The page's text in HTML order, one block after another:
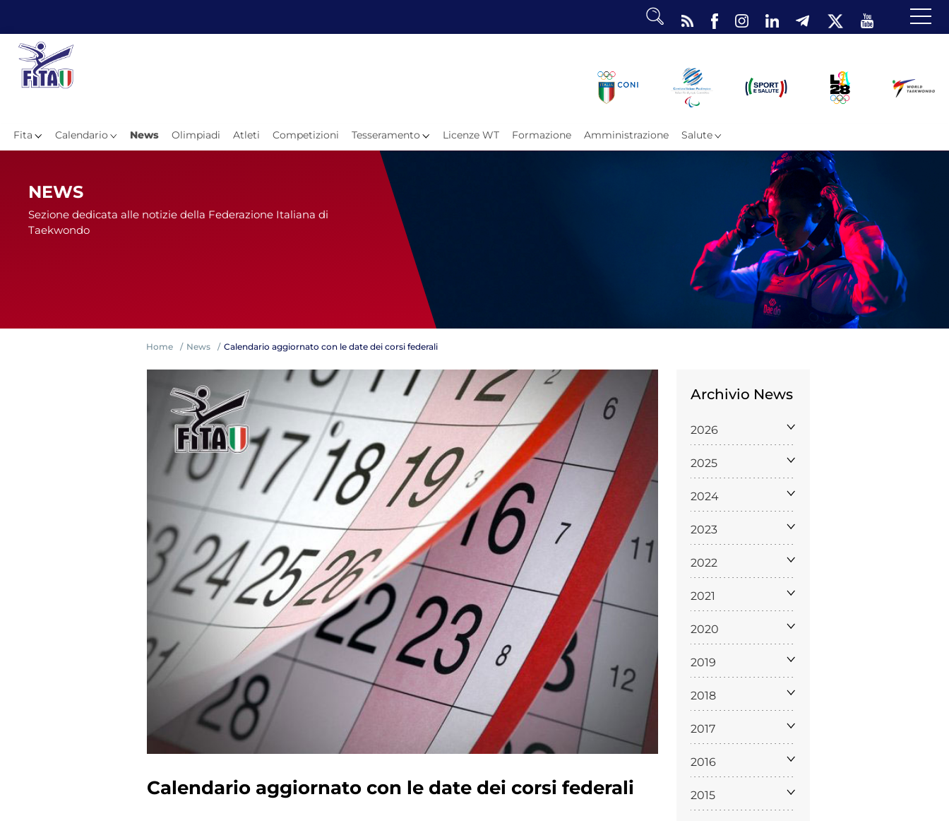
Home
Calendario
Atleti Poomsae e Freestyle
Atleti Parataekwondo
Competizioni
Tesseramento
Affiliazioni e Tesseramenti
Area Riservata
Licenze
WT
Formazione Amministrazione
Salute
Antidoping
Certificati e Assicurazione
Olympic
Dream
Links
Mappa del
Fita Calendario News Olimpiadi Atleti Competizioni Tesseramento Licenze WT Formazione Amministrazione Salute
NEWS
Sezione dedicata alle notizie della Federazione Italiana di
Taekwondo
Home News Calendario aggiornato con le date dei corsi federali
Calendario aggiornato con le date dei corsi federali
Archivio News
2026
2025
2024
2023
2022
2021
2020
2019
2018
2017
2016
2015